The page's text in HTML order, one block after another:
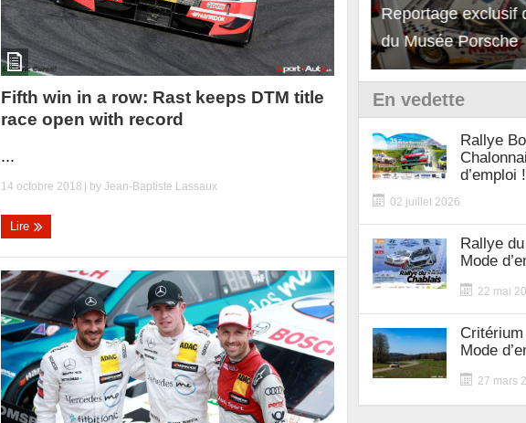
Fifth win in a row: Rast keeps DTM title
race open with record
...
14 octobre 2018 | byJean-Baptiste Lassaux
Lire
Reportage exclusif dans les coulisses
du Musée Porsche
Découverte de la
12Cilindri Manuale
En vedette
Rallye
d’emploi !
02 juillet 2026
Rallye
Mode
22 mai
Mode
27 mars